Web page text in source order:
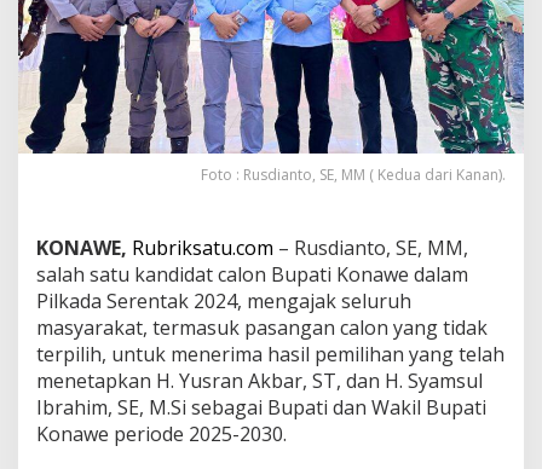
k
a
t
K
o
w
k
u
n
g
K
e
p
e
m
Foto : Rusdianto, SE, MM ( Kedua dari Kanan).
KONAWE, Rubriksatu.com – Rusdianto, SE, MM,
salah satu kandidat calon Bupati Konawe dalam
Pilkada Serentak 2024, mengajak seluruh
masyarakat, termasuk pasangan calon yang tidak
terpilih, untuk menerima hasil pemilihan yang telah
menetapkan H. Yusran Akbar, ST, dan H. Syamsul
Ibrahim, SE, M.Si sebagai Bupati dan Wakil Bupati
Konawe periode 2025-2030.